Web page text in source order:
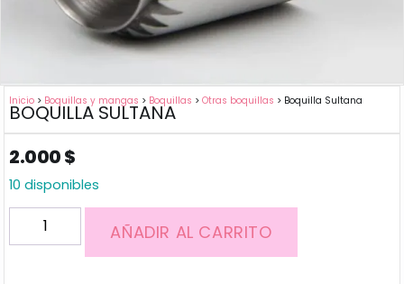
Inicio > Boquillas y mangas > Boquillas >Otras boquillas > Boquilla Sultana
BOQUILLA SULTANA
2.000$
10 disponibles
AÑADIR AL CARRITO